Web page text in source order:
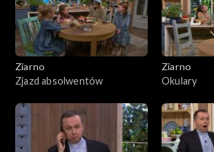
Ziarno
Zjazd absolwentów
Ziarno
Okulary